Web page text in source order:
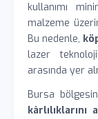
kullanımı
malzeme
Bu nedenle,
lazer
arasında yer
Bursa
kârlılıklarını